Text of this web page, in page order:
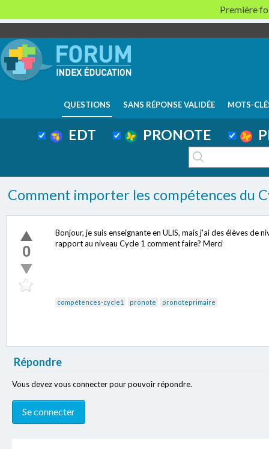
QUESTIONS SANS RÉPONSE VALIDÉE MOTS-
EDT PRONOTE
Comment importer les compétences du
0
Bonjour, je suis enseignante en ULIS, mais j'ai des élèves de
rapport au niveau Cycle 1 comment faire? Merci
compétences-cycle1 pronote pronoteprimaire
Répondre
Vous devez vous connecter pour pouvoir répondre.
Première